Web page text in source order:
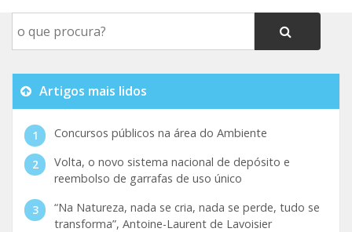
Artigos mais lidos
Concursos públicos na área do Ambiente
Volta, o novo sistema nacional de depósito e
reembolso de garrafas de uso único
“Na Natureza, nada se cria, nada se perde, tudo se
transforma”, Antoine-Laurent de Lavoisier